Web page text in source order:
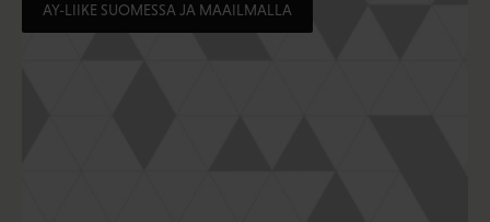
AY-LIIKE SUOMESSA JA MAAILMALLA